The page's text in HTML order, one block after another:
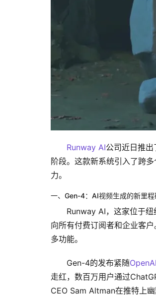
Runway AI公司近日推
阶段。这款新系统引入了跨
力。
一、Gen-4：AI视频生成的新里程
Runway AI，这家位于
向所有付费订阅者和企业客
多功能。
Gen-4的发布紧随OpenAI
走红，数百万用户通过
CEO Sam Altman在推特上